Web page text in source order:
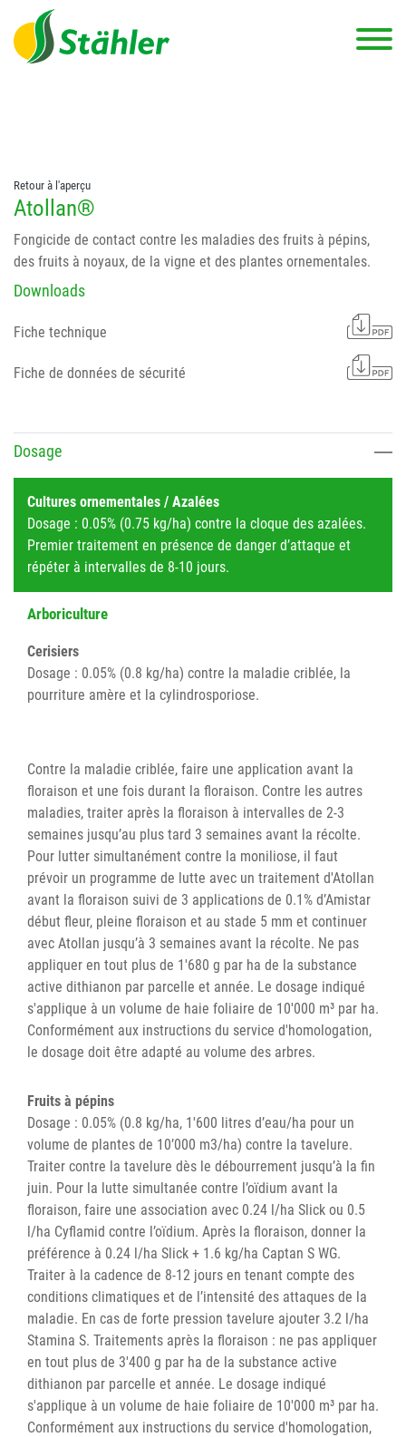
string(78) "Test 12 {FONT:12} // Dosierungen: test 123 dfasdf
asdfW134 245 34" string(62) "Test 12 {FONT:12} Dosierungen: test
123 dfasdf asdfW134 245 34"
Retour à l'aperçu
Atollan®
Fongicide de contact contre les maladies des fruits à pépins,
des fruits à noyaux, de la vigne et des plantes ornementales.
Downloads
Fiche technique
Fiche de données de sécurité
Dosage
Cultures ornementales / Azalées
Dosage : 0.05% (0.75 kg/ha) contre la cloque des azalées.
Premier traitement en présence de danger d’attaque et
répéter à intervalles de 8-10 jours.
Arboriculture
Cerisiers
Dosage : 0.05% (0.8 kg/ha) contre la maladie criblée, la
pourriture amère et la cylindrosporiose.
Contre la maladie criblée, faire une application avant la
floraison et une fois durant la floraison. Contre les autres
maladies, traiter après la floraison à intervalles de 2-3
semaines jusqu’au plus tard 3 semaines avant la récolte.
Pour lutter simultanément contre la moniliose, il faut
prévoir un programme de lutte avec un traitement d'Atollan
avant la floraison suivi de 3 applications de 0.1% d’Amistar
début fleur, pleine floraison et au stade 5 mm et continuer
avec Atollan jusqu’à 3 semaines avant la récolte. Ne pas
appliquer en tout plus de 1'680 g par ha de la substance
active dithianon par parcelle et année. Le dosage indiqué
s'applique à un volume de haie foliaire de 10'000 m³ par ha.
Conformément aux instructions du service d'homologation,
le dosage doit être adapté au volume des arbres.
Fruits à pépins
Dosage : 0.05% (0.8 kg/ha, 1'600 litres d’eau/ha pour un
volume de plantes de 10’000 m3/ha) contre la tavelure.
Traiter contre la tavelure dès le débourrement jusqu’à la fin
juin. Pour la lutte simultanée contre l’oïdium avant la
floraison, faire une association avec 0.24 l/ha Slick ou 0.5
l/ha Cyflamid contre l’oïdium. Après la floraison, donner la
préférence à 0.24 l/ha Slick + 1.6 kg/ha Captan S WG.
Traiter à la cadence de 8-12 jours en tenant compte des
conditions climatiques et de l’intensité des attaques de la
maladie. En cas de forte pression tavelure ajouter 3.2 l/ha
Stamina S. Traitements après la floraison : ne pas appliquer
en tout plus de 3'400 g par ha de la substance active
dithianon par parcelle et année. Le dosage indiqué
s'applique à un volume de haie foliaire de 10'000 m³ par ha.
Conformément aux instructions du service d'homologation,